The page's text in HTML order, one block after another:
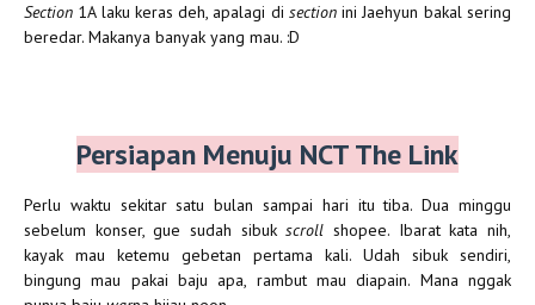
Section 1A laku keras deh, apalagi di sectionini Jaehyun bakal sering
beredar. Makanya banyak yang mau. :D
Persiapan Menuju NCT The Link
Perlu waktu sekitar satu bulan sampai hari itu tiba. Dua minggu
sebelum konser, gue sudah sibukscroll shopee. Ibarat kata nih,
kayak mau ketemu gebetan pertama kali. Udah sibuk sendiri,
bingung mau pakai baju apa, rambut mau diapain. Mana nggak